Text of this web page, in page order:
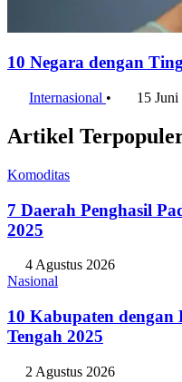
10 Negara dengan
Internasional • 15 Juni
Artikel
Komoditas
7 Daerah Penghasil
2025
4 Agustus 2026
Nasional
10 Kabupaten dengan
Tengah 2025
2 Agustus 2026